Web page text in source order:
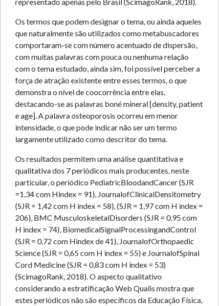
Os termos que podem designar o tema, ou ainda aqueles
que naturalmente são utilizados como metabuscadores
comportaram-se com número acentuado de dispersão,
com muitas palavras com pouca ou nenhuma relação
com o tema estudado, ainda sim, foi possível perceber a
força de atração existente entre esses termos, o que
demonstra o nível de coocorrência entre elas,
destacando-se as palavras boné mineral [density, patient
e age]. A palavra osteoporosis ocorreu em menor
intensidade, o que pode indicar não ser um termo
largamente utilizado como descritor do tema.
Os resultados permitem uma análise quantitativa e
qualitativa dos 7 periódicos mais producentes, neste
particular, o periódico PediatricBloodandCancer (SJR
=1,34 com Hindex = 91), JournalofClinicalDensitometry
(SJR = 1,42 com H index = 58), (SJR = 1,97 com H index =
206), BMC MusculoskeletalDisorders (SJR = 0,95 com
H index = 74), BiomedicalSignalProcessingandControl
(SJR = 0,72 com Hindex de 41), JournalofOrthopaedic
Science (SJR = 0,65 com H index = 55) e JournalofSpinal
Cord Medicine (SJR = 0,83 com H index = 53)
(ScimagoRank, 2018). O aspecto qualitativo
considerando a estratificação Web Qualis mostra que
estes periódicos não são específicos da Educação Física,